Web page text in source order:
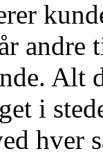
andre
Alt
i
hver